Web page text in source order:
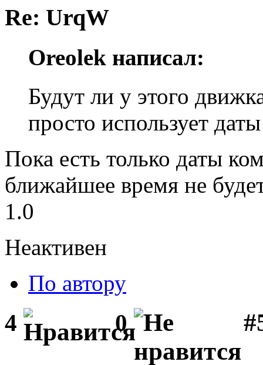
Re: UrqW
Oreolek написал:
Будут ли у этого
просто использует
Пока есть только даты
ближайшее время не
1.0
Неактивен
По автору
4 0